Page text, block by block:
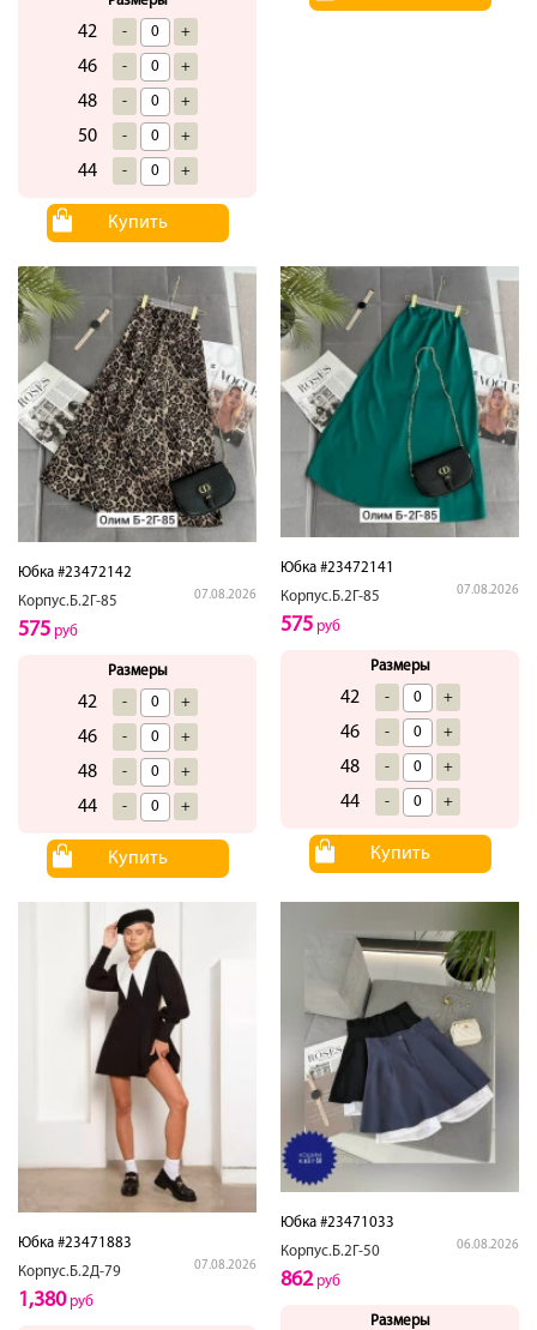
42 - +
46 - +
48 - +
50 - +
44 - +
Купить
Юбка #23472142
Корпус.Б.2Г-85
07.08.2026
575 руб
Размеры
42 - +
46 - +
48 - +
44 - +
Купить
Юбка #23472141
Корпус.Б.2Г-85
07.08.2026
575 руб
Размеры
42 - +
46 - +
48 - +
44 - +
Купить
Юбка #23471883
Корпус.Б.2Д-79
07.08.2026
1,380руб
Юбка #23471033
Корпус.Б.2Г-50
06.08.2026
862руб
Размеры